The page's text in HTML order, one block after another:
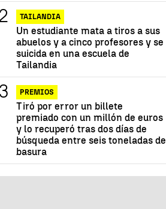
TAILANDIA
Un estudiante mata a tiros a sus
abuelos y a cinco profesores y se
suicida en una escuela de
Tailandia
PREMIOS
Tiró por error un billete
premiado con un millón de euros
y lo recuperó tras dos días de
búsqueda entre seis toneladas de
basura